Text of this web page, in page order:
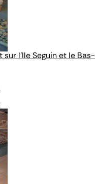
l'Ile Seguin et le Bas-